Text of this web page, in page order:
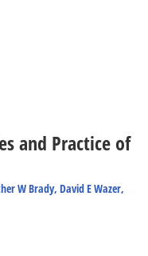
and Practice of
W Brady, David E Wazer,